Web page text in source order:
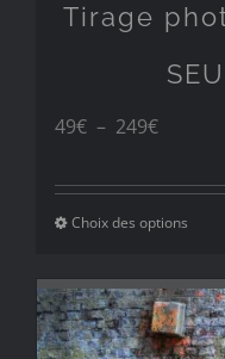
Tirage
49€ – 249€Plage
prix :
à
Choix des options